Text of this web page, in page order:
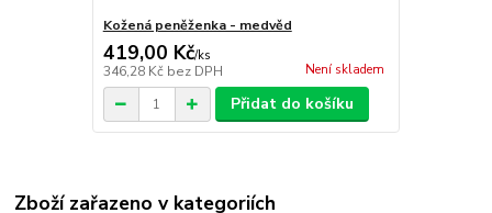
Kožená peněženka - medvěd
419,00 Kč/ks
346,28 Kč bez DPH Není skladem
Přidat do košíku
Zboží zařazeno v kategoriích